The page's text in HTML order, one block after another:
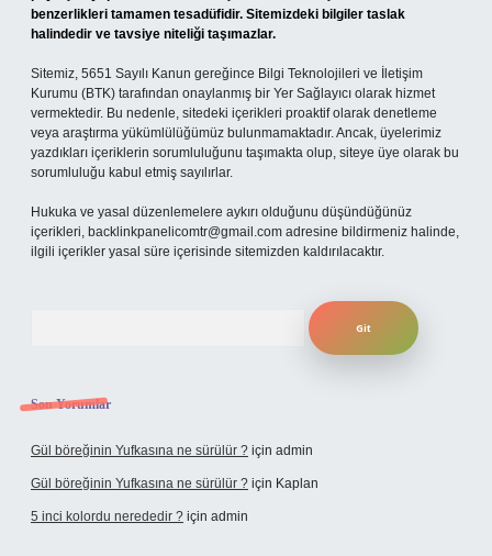
benzerlikleri tamamen tesadüfidir. Sitemizdeki bilgiler taslak
halindedir ve tavsiye niteliği taşımazlar.
Sitemiz, 5651 Sayılı Kanun gereğince Bilgi Teknolojileri ve İletişim
Kurumu (BTK) tarafından onaylanmış bir Yer Sağlayıcı olarak hizmet
vermektedir. Bu nedenle, sitedeki içerikleri proaktif olarak denetleme
veya araştırma yükümlülüğümüz bulunmamaktadır. Ancak, üyelerimiz
yazdıkları içeriklerin sorumluluğunu taşımakta olup, siteye üye olarak bu
sorumluluğu kabul etmiş sayılırlar.
Hukuka ve yasal düzenlemelere aykırı olduğunu düşündüğünüz
içerikleri, backlinkpanelicomtr@gmail.com adresine bildirmeniz halinde,
ilgili içerikler yasal süre içerisinde sitemizden kaldırılacaktır.
Son Yorumlar
Gül böreğinin Yufkasına ne sürülür ? için admin
Gül böreğinin Yufkasına ne sürülür ? için Kaplan
5 inci kolordu nerededir ? için admin